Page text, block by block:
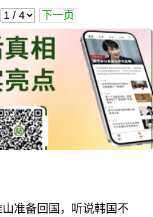
下一页
山准备回国，听说韩国不